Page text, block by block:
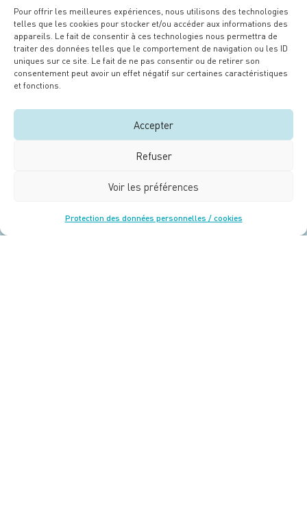
Pour offrir les meilleures expériences, nous utilisons des technologies
telles que les cookies pour stocker et/ou accéder aux informations des
appareils. Le fait de consentir à ces technologies nous permettra de
traiter des données telles que le comportement de navigation ou les ID
uniques sur ce site. Le fait de ne pas consentir ou de retirer son
consentement peut avoir un effet négatif sur certaines caractéristiques
et fonctions.
Accepter
Refuser
Voir les préférences
Protection des données personnelles / cookies